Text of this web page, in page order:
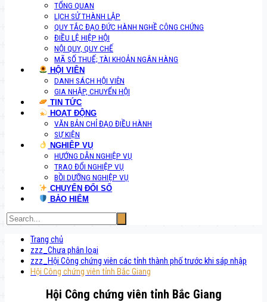
TỔNG QUAN
LỊCH SỬ THÀNH LẬP
QUY TẮC ĐẠO ĐỨC HÀNH NGHỀ CÔNG CHỨNG
ĐIỀU LỆ HIỆP HỘI
NỘI QUY, QUY CHẾ
MÃ SỐ THUẾ; TÀI KHOẢN NGÂN HÀNG
HỘI VIÊN
DANH SÁCH HỘI VIÊN
GIA NHẬP, CHUYỂN HỘI
TIN TỨC
HOẠT ĐỘNG
VĂN BẢN CHỈ ĐẠO ĐIỀU HÀNH
SỰ KIỆN
NGHIỆP VỤ
HƯỚNG DẪN NGHIỆP VỤ
TRAO ĐỔI NGHIỆP VỤ
BỒI DƯỠNG NGHIỆP VỤ
CHUYỂN ĐỔI SỐ
BẢO HIỂM
Trang chủ
zzz_Chưa phân loại
zzz_Hội Công chứng viên các tỉnh thành phố trước khi sáp nhập
Hội Công chứng viên tỉnh Bắc Giang
Hội Công chứng viên tỉnh Bắc Giang